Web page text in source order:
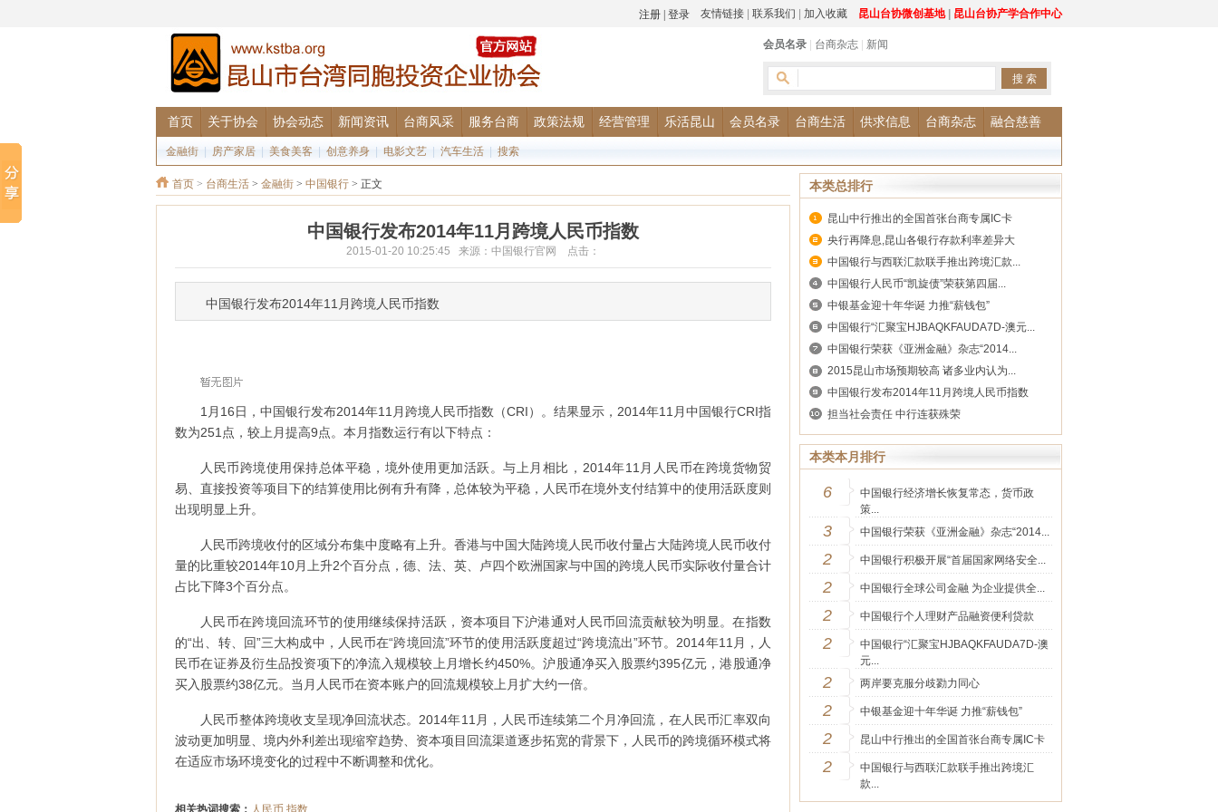
昆山台协微创基地| 昆山台协产学合作中心
友情链接 联系我们 加入收藏
会员名录 台商杂志 新闻
首页 关于协会 协会动态 新闻资讯 台商风采 服务台商 政策法规 经营管理 乐活昆山 会员名录 台商生活 供求信息 台商杂志 融合慈善
金融街 房产家居 美食美客 创意养身 电影文艺 汽车生活 搜索
首页 > 台商生活 > 金融街 > 中国银行 > 正文
中国银行发布2014年11月跨境人民币指数
2015-01-20 10:25:45 来源：中国银行官网 点击：
中国银行发布2014年11月跨境人民币指数
1月16日，中国银行发布2014年11月跨境人民币指数（CRI）。结果显示，2014年11月中国银行CRI指
数为251点，较上月提高9点。本月指数运行有以下特点：
人民币跨境使用保持总体平稳，境外使用更加活跃。与上月相比，2014年11月人民币在跨境货物贸
易、直接投资等项目下的结算使用比例有升有降，总体较为平稳，人民币在境外支付结算中的使用活跃度则
出现明显上升。
人民币跨境收付的区域分布集中度略有上升。香港与中国大陆跨境人民币收付量占大陆跨境人民币收付
量的比重较2014年10月上升2个百分点，德、法、英、卢四个欧洲国家与中国的跨境人民币实际收付量合计
占比下降3个百分点。
人民币在跨境回流环节的使用继续保持活跃，资本项目下沪港通对人民币回流贡献较为明显。在指数
的“出、转、回”三大构成中，人民币在“跨境回流”环节的使用活跃度超过“跨境流出”环节。2014年11月，人
民币在证券及衍生品投资项下的净流入规模较上月增长约450%。沪股通净买入股票约395亿元，港股通净
买入股票约38亿元。当月人民币在资本账户的回流规模较上月扩大约一倍。
人民币整体跨境收支呈现净回流状态。2014年11月，人民币连续第二个月净回流，在人民币汇率双向
波动更加明显、境内外利差出现缩窄趋势、资本项目回流渠道逐步拓宽的背景下，人民币的跨境循环模式将
在适应市场环境变化的过程中不断调整和优化。
相关热词搜索： 人民币 指数
本类总排行
昆山中行推出的全国首张台商专属IC卡
央行再降息,昆山各银行存款利率差异大
中国银行与西联汇款联手推出跨境汇款...
中国银行人民币“凯旋债”荣获第四届...
中银基金迎十年华诞 力推“薪钱包”
中国银行“汇聚宝HJBAQKFAUDA7D-澳元...
中国银行荣获《亚洲金融》杂志“2014...
2015昆山市场预期较高 诸多业内认为...
中国银行发布2014年11月跨境人民币指数
担当社会责任 中行连获殊荣
本类本月排行
6
中国银行经济增长恢复常态，货币政
策...
3 中国银行荣获《亚洲金融》杂志“2014...
2 中国银行积极开展“首届国家网络安全...
2 中国银行全球公司金融 为企业提供全...
2 中国银行个人理财产品融资便利贷款
2
中国银行“汇聚宝HJBAQKFAUDA7D-澳
元...
2 两岸要克服分歧勠力同心
2 中银基金迎十年华诞 力推“薪钱包”
2 昆山中行推出的全国首张台商专属IC卡
2
中国银行与西联汇款联手推出跨境汇
款...